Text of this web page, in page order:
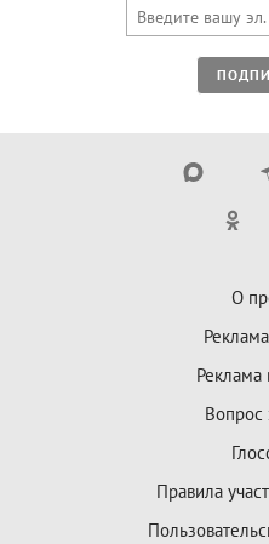
О
Реклама
Вопрос
Правила